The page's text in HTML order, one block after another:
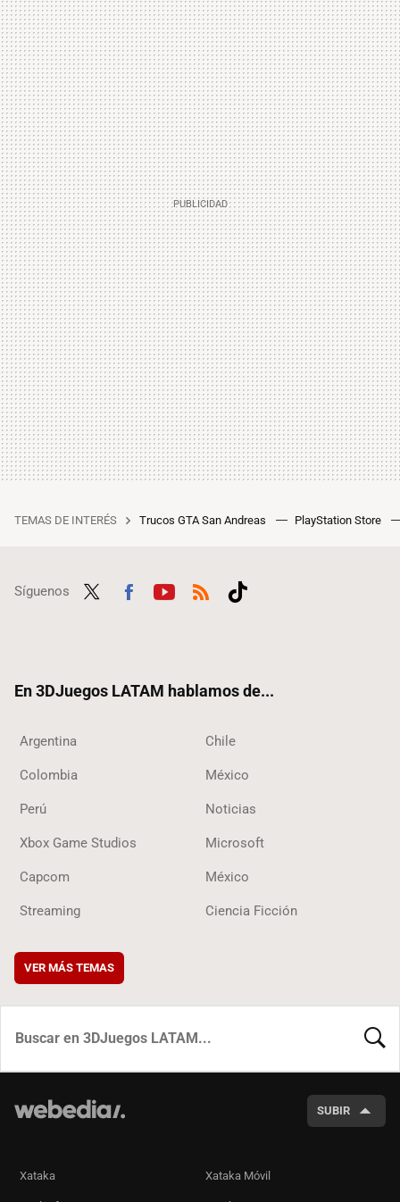
TEMAS DE INTERÉS Trucos GTA San Andreas PlayStation Store
Síguenos
En 3DJuegos LATAM hablamos de...
Argentina Chile
Colombia México
Perú Noticias
Xbox Game Studios Microsoft
Capcom México
Streaming Ciencia Ficción
VER MÁS TEMAS
SUBIR
Xataka Xataka Móvil